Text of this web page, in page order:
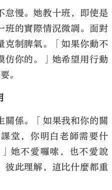
怠慢。她教十班，即使是
班的實際情況微調。面對
克制脾氣。「如果你動不
仿你的。」她希望用行動
。
關係。「如果我和你的關
堂，你明白老師需要什
她不愛囉嗦，也不愛說
彼此理解，這比什麼都重